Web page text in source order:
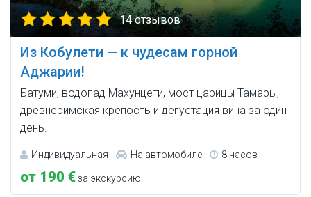
14 отзывов
Из Кобулети — к чудесам горной
Аджарии!
Батуми, водопад Махунцети, мост царицы Тамары,
древнеримская крепость и дегустация вина за один
день.
Индивидуальная На автомобиле 8 часов
от 190 €за экскурсию